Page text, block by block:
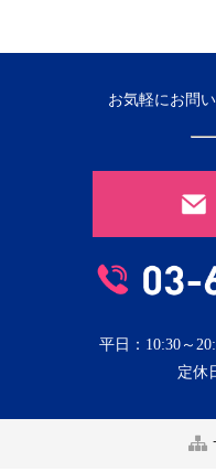
お気軽にお問
平日：10:30～
定休